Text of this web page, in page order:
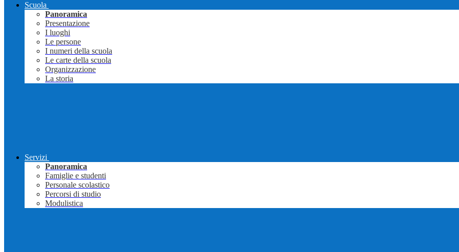
Scuola
Panoramica
Presentazione
I luoghi
Le persone
I numeri della scuola
Le carte della scuola
Organizzazione
La storia
Servizi
Panoramica
Famiglie e studenti
Personale scolastico
Percorsi di studio
Modulistica